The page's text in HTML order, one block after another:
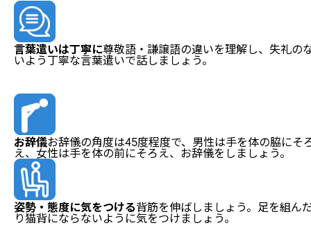
言葉遣いは丁寧に尊敬語・謙譲語の違いを理解し、失礼の
いよう丁寧な言葉遣いで話しましょう。
お辞儀お辞儀の角度は45度程度で、男性は手を体の脇にそ
え、女性は手を体の前にそろえ、お辞儀をしましょう。
姿勢・態度に気をつける背筋を伸ばしましょう。足を組ん
り猫背にならないように気をつけましょう。